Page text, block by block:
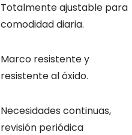
Totalmente ajustable para
comodidad diaria.
Marco resistente y
resistente al óxido.
Necesidades continuas,
revisión periódica